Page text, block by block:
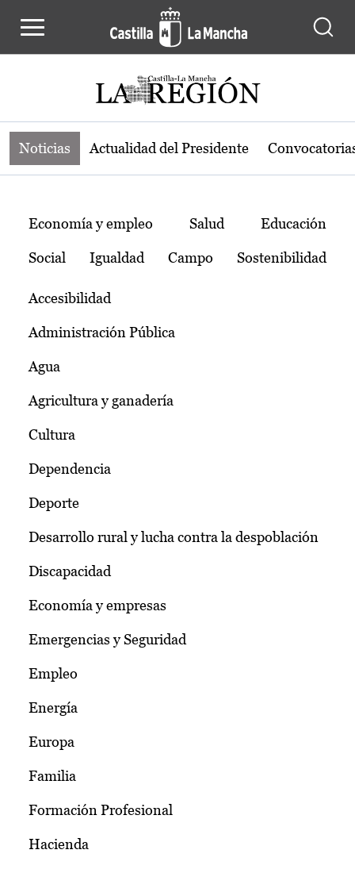
Noticias de la región de Castilla-La
Noticias Actualidad del Presidente
Temas
Economía y empleo Salud Educación
Social Igualdad Campo Sostenibilidad
Accesibilidad
Administración Pública
Agua
Agricultura y ganadería
Cultura
Dependencia
Deporte
Desarrollo rural y lucha contra la despoblación
Discapacidad
Economía y empresas
Emergencias y Seguridad
Empleo
Energía
Europa
Familia
Formación Profesional
Hacienda